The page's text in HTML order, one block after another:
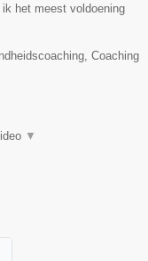
het meest voldoening
Coaching
▼